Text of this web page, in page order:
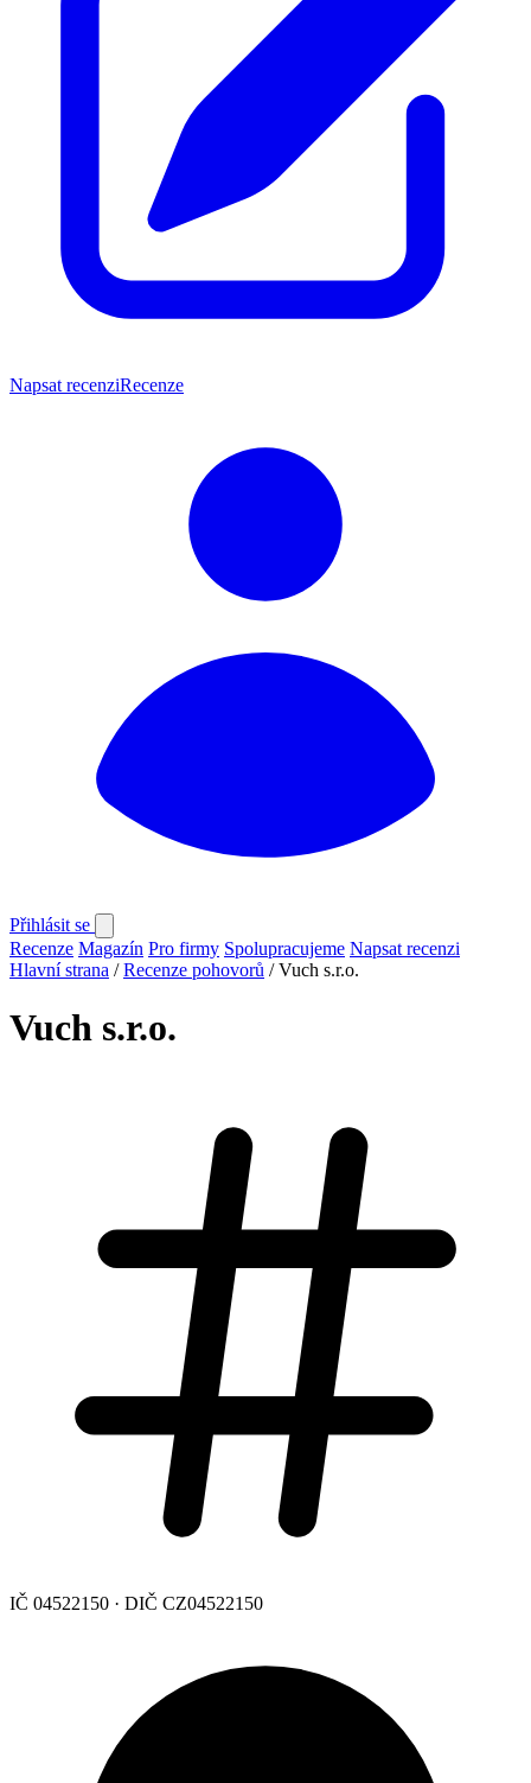
Napsat recenziRecenze
Přihlásit se
Recenze Magazín Pro firmy Spolupracujeme Napsat recenzi
Hlavní strana / Recenze pohovorů / Vuch s.r.o.
Vuch s.r.o.
IČ 04522150 · DIČ CZ04522150